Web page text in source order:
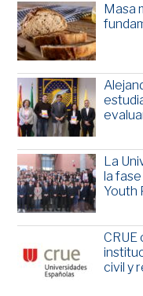
Masa
La
la
Youth
CRUE
civil y